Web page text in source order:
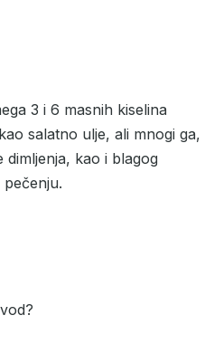
3 i 6 masnih kiselina
salatno ulje, ali mnogi ga,
kao i blagog